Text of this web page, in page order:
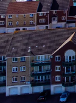
Notwendig